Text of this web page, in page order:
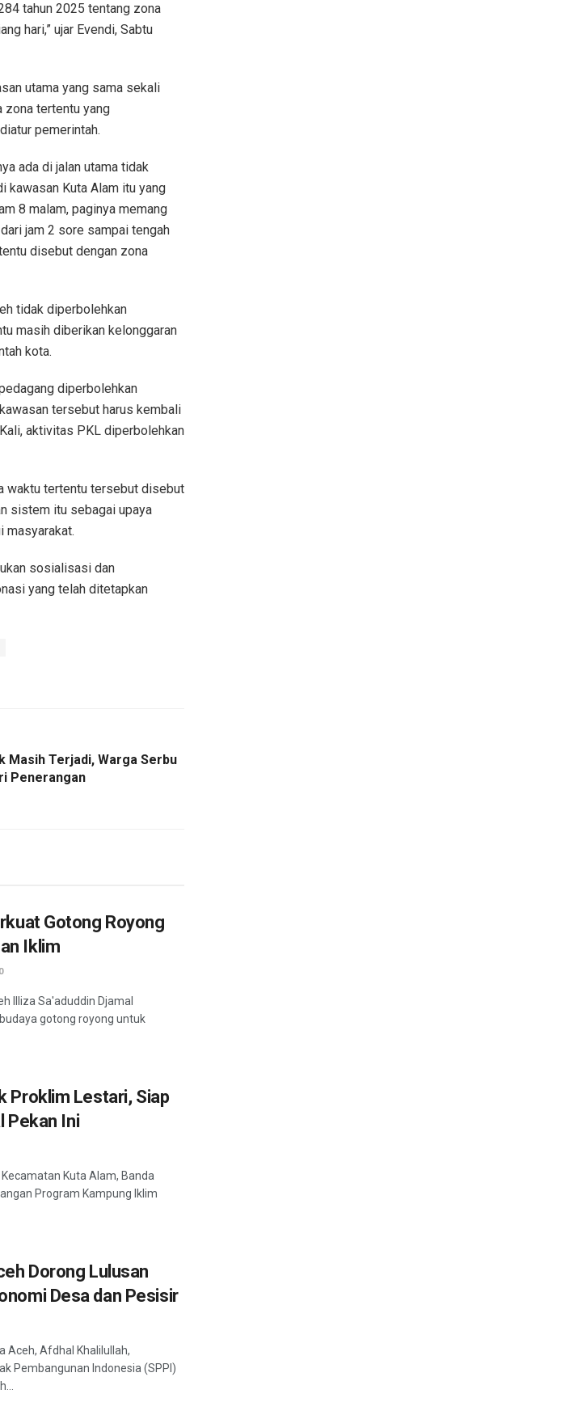
tahun 2025 tentang zona
hari,” ujar Evendi, Sabtu
utama yang sama sekali
zona tertentu yang
pemerintah.
ada di jalan utama tidak
kawasan Kuta Alam itu yang
8 malam, paginya memang
jam 2 sore sampai tengah
disebut dengan zona
tidak diperbolehkan
masih diberikan kelonggaran
kota.
diperbolehkan
tersebut harus kembali
aktivitas PKL diperbolehkan
waktu tertentu tersebut disebut
sistem itu sebagai upaya
masyarakat.
sosialisasi dan
yang telah ditetapkan
Masih Terjadi, Warga Serbu
Penerangan
Gotong Royong
Iklim
0
Illiza Sa'aduddin Djamal
gotong royong untuk
Proklim Lestari, Siap
Pekan Ini
Kecamatan Kuta Alam, Banda
Program Kampung Iklim
Dorong Lulusan
Desa dan Pesisir
Aceh, Afdhal Khalilullah,
Pembangunan Indonesia (SPPI)